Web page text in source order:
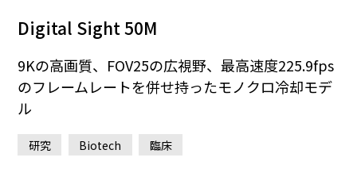
Digital Sight 50M
9Kの高画質、FOV25の広視野、最高速度225.9fps
のフレームレートを併せ持ったモノクロ冷却モデ
ル
研究 Biotech 臨床